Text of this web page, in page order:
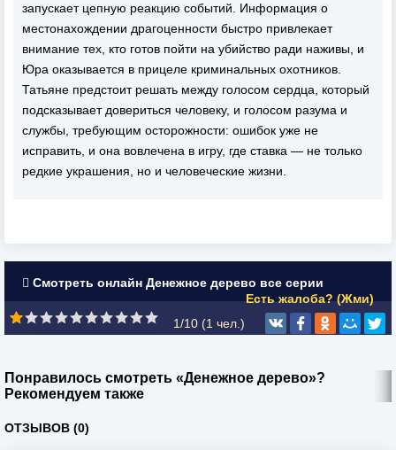
запускает цепную реакцию событий. Информация о
местонахождении драгоценности быстро привлекает
внимание тех, кто готов пойти на убийство ради наживы, и
Юра оказывается в прицеле криминальных охотников.
Татьяне предстоит решать между голосом сердца, который
подсказывает довериться человеку, и голосом разума и
службы, требующим осторожности: ошибок уже не
исправить, и она вовлечена в игру, где ставка — не только
редкие украшения, но и человеческие жизни.
Смотреть онлайн Денежное дерево все серии
Есть жалоба? (Жми)
1/10 (1 чел.)
Понравилось смотреть «Денежное дерево»?
Рекомендуем также
ОТЗЫВОВ (0)